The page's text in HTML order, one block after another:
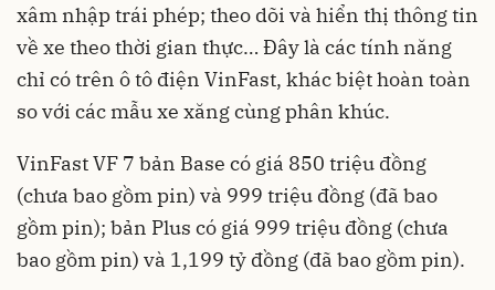
xâm nhập trái phép; theo dõi và hiển thị thông tin
về xe theo thời gian thực… Đây là các tính năng
chỉ có trên ô tô điện VinFast, khác biệt hoàn toàn
so với các mẫu xe xăng cùng phân khúc.
VinFast VF 7 bản Base có giá 850 triệu đồng
(chưa bao gồm pin) và 999 triệu đồng (đã bao
gồm pin); bản Plus có giá 999 triệu đồng (chưa
bao gồm pin) và 1,199 tỷ đồng (đã bao gồm pin).